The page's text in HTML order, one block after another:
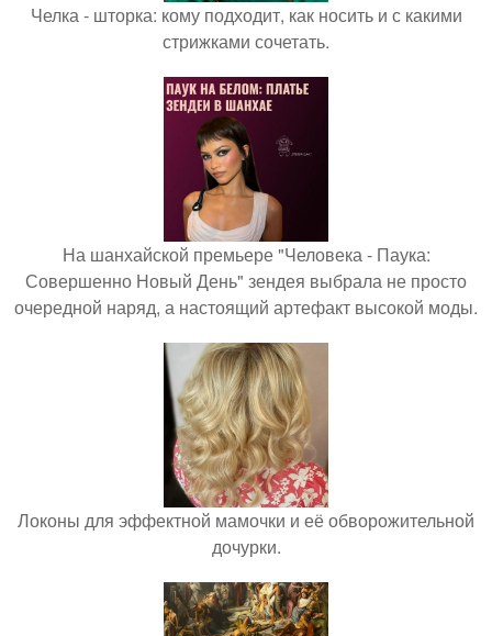
Челка - шторка: кому подходит, как носить и с какими
стрижками сочетать.
На шанхайской премьере "Человека - Паука:
Совершенно Новый День" зендея выбрала не просто
очередной наряд, а настоящий артефакт высокой моды.
Локоны для эффектной мамочки и её обворожительной
дочурки.